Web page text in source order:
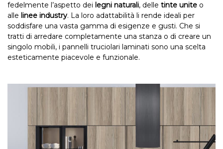
fedelmente l’aspetto dei legni naturali, delle tinte unite o
alle linee industry. La loro adattabilità li rende ideali per
soddisfare una vasta gamma di esigenze e gusti. Che si
tratti di arredare completamente una stanza o di creare un
singolo mobili, i pannelli truciolari laminati sono una scelta
esteticamente piacevole e funzionale.